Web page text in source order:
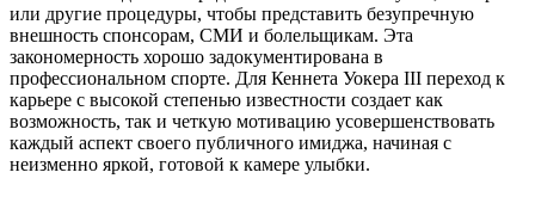
или другие процедуры, чтобы представить безупречную
внешность спонсорам, СМИ и болельщикам. Эта
закономерность хорошо задокументирована в
профессиональном спорте. Для Кеннета Уокера III переход к
карьере с высокой степенью известности создает как
возможность, так и четкую мотивацию усовершенствовать
каждый аспект своего публичного имиджа, начиная с
неизменно яркой, готовой к камере улыбки.